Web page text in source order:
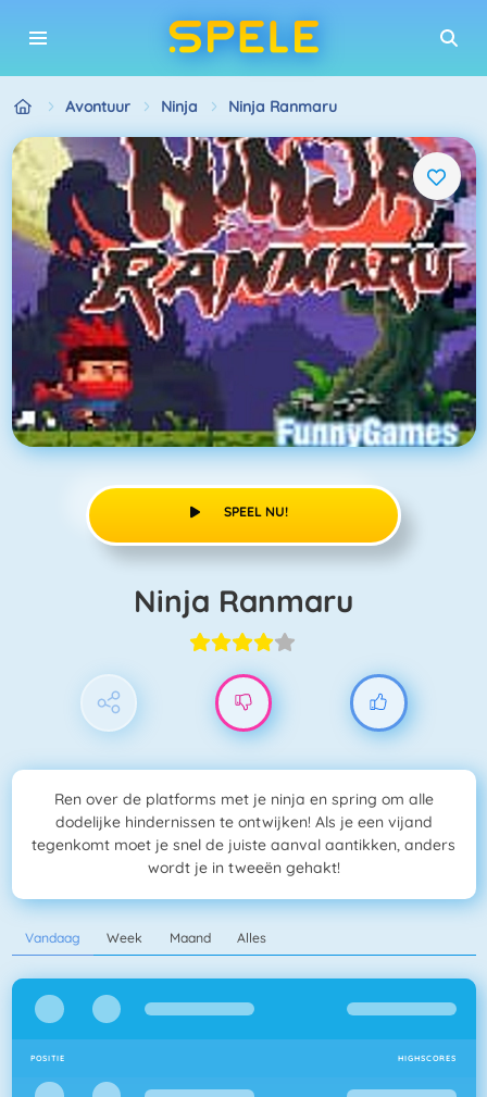
Avontuur Ninja Ninja Ranmaru
SPEEL NU!
Ninja Ranmaru
Ren over de platforms met je ninja en spring om alle
dodelijke hindernissen te ontwijken! Als je een vijand
tegenkomt moet je snel de juiste aanval aantikken, anders
wordt je in tweeën gehakt!
Vandaag Week Maand Alles
POSITIE HIGHSCORES